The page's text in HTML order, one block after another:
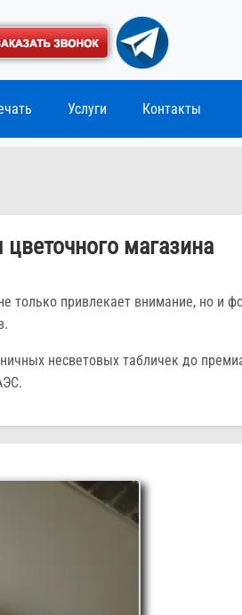
Услуги Контакты
магазина
только привлекает внимание, но и
несветовых табличек до